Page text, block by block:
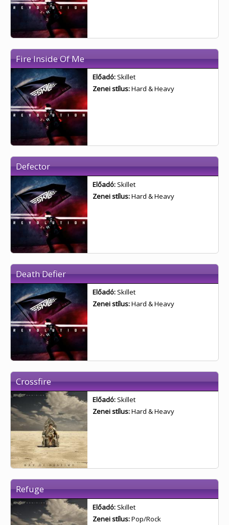
Fire Inside Of Me
Előadó: Skillet
Zenei stílus:Hard & Heavy
Defector
Előadó: Skillet
Zenei stílus:Hard & Heavy
Death Defier
Előadó: Skillet
Zenei stílus:Hard & Heavy
Crossfire
Előadó: Skillet
Zenei stílus:Hard & Heavy
Refuge
Előadó: Skillet
Zenei stílus:Pop/Rock